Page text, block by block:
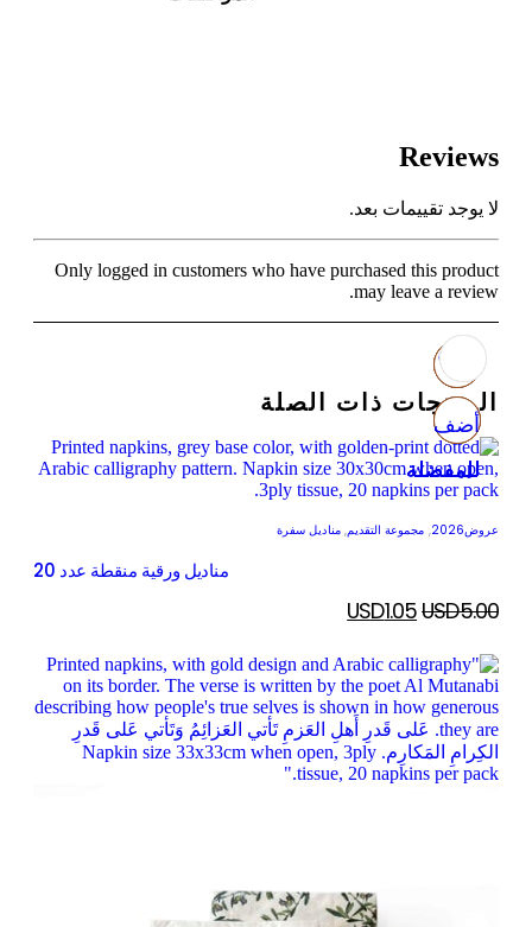
Reviews
لا يوجد تقييمات بعد.
Only logged in customers who have purchased this product
may leave a review.
المنتجات ذات الصلة
أضف
للمفضلة
عروض2026 , مجموعة التقديم,مناديل سفرة
مناديل ورقية منقطة عدد 20
USD5.00
USD1.05
أضف
للمفضلة
أضف
للمفضلة
أضف
للمفضلة